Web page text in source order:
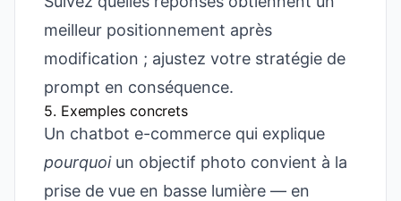
meilleur positionnement après
modification ; ajustez votre stratégie de
prompt en conséquence.
5. Exemples concrets
Un chatbot e-commerce qui explique
pourquoiun objectif photo convient à la
prise de vue en basse lumière — en